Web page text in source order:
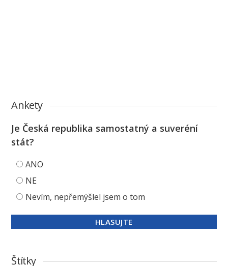
Ankety
Je Česká republika samostatný a suveréní
stát?
ANO
NE
Nevím, nepřemýšlel jsem o tom
Štítky